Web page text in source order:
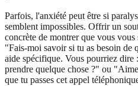
Parfois, l'anxiété peut être si
semblent impossibles. Offrir un
concrète de montrer que vous
"Fais-moi savoir si tu as besoin de
aide spécifique. Vous pourriez dire
prendre quelque chose ?" ou
que tu passes cet appel